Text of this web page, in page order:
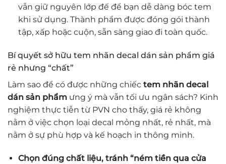
vẫn giữ nguyên lớp đế để bạn dễ dàng bóc tem
khi sử dụng. Thành phẩm được đóng gói thành
tập, xấp hoặc cuộn, sẵn sàng giao đi toàn quốc.
Bí quyết sở hữu tem nhãn decal dán sản phẩm giá
rẻ nhưng “chất”
Làm sao để có được những chiếc tem nhãn decal
dán sản phẩm ưng ý mà vẫn tối ưu ngân sách? Kinh
nghiệm thực tiễn từ PVN cho thấy, giá rẻ không
nằm ở việc chọn loại decal mỏng nhất, rẻ nhất, mà
nằm ở sự phù hợp và kế hoạch in thông minh.
Chọn đúng chất liệu, tránh “ném tiền qua cửa